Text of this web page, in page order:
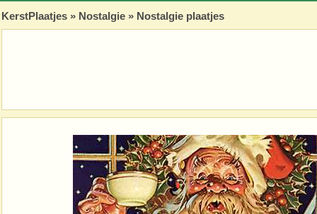
KerstPlaatjes » Nostalgie » Nostalgie plaatjes